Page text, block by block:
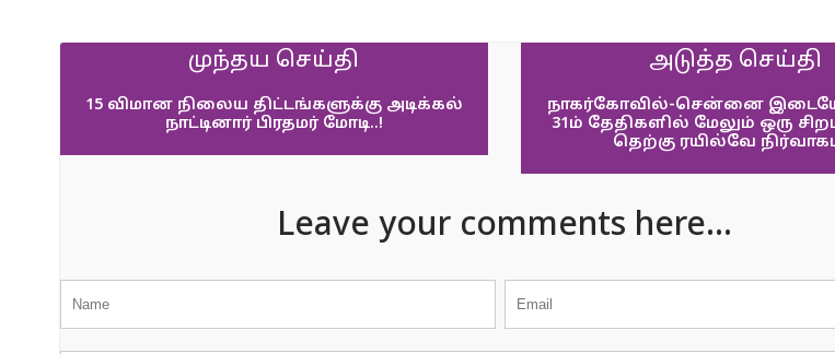
முந்தய செய்தி
15 விமான நிலைய திட்டங்களுக்கு அடிக்கல்
நாட்டினார் பிரதமர் மோடி..!
அடுத்த செய்தி
நாகர்கோவில்-சென்னை இடையே
31ம் தேதிகளில் மேலும் ஒரு
தெற்கு ரயில்வே
Leave your comments here...